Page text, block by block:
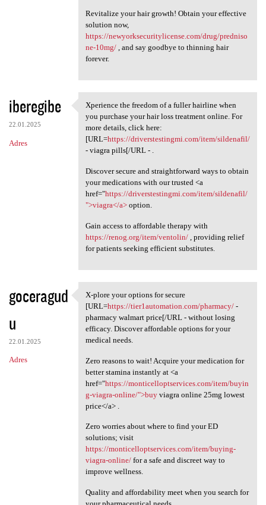
Revitalize your hair growth! Obtain your effective
solution now,
https://newyorksecuritylicense.com/drug/predniso
ne-10mg/, and say goodbye to thinning hair
forever.
iberegibe
22.01.2025
Adres
Xperience the freedom of a
Xperience the freedom of a fuller hairline when
you purchase your hair loss treatment online. For
more details, click here:
[URL=https://driverstestingmi.com/item/sildenafil/
- viagra pills[/URL - .
Discover secure and straightforward ways to obtain
your medications with our trusted <a
href="https://driverstestingmi.com/item/sildenafil/
">viagra</a>option.
Gain access to affordable therapy with
https://renog.org/item/ventolin/, providing relief
for patients seeking efficient substitutes.
goceragud
u
22.01.2025
Adres
X-plore your options for
X-plore your options for secure
[URL=https://tier1automation.com/pharmacy/-
pharmacy walmart price[/URL - without losing
efficacy. Discover affordable options for your
medical needs.
Zero reasons to wait! Acquire your medication for
better stamina instantly at <a
href="https://monticelloptservices.com/item/buyin
g-viagra-online/">buyviagra online 25mg lowest
price</a> .
Zero worries about where to find your ED
solutions; visit
https://monticelloptservices.com/item/buying-
viagra-online/for a safe and discreet way to
improve wellness.
Quality and affordability meet when you search for